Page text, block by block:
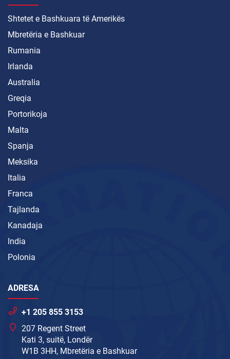
Shtetet e Bashkuara të Amerikës
Mbretëria e Bashkuar
Rumania
Irlanda
Australia
Greqia
Portorikoja
Malta
Spanja
Meksika
Italia
Franca
Tajlanda
Kanadaja
India
Polonia
ADRESA
+1 205 855 3153
207 Regent Street
Kati 3, suitë, Londër
W1B 3HH, Mbretëria e Bashkuar